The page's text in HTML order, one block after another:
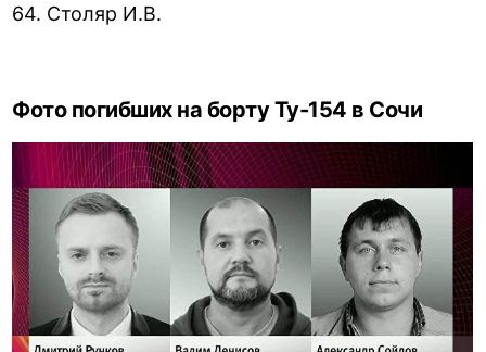
64. Столяр И.В.
Фото погибших на борту Ту-154 в Сочи